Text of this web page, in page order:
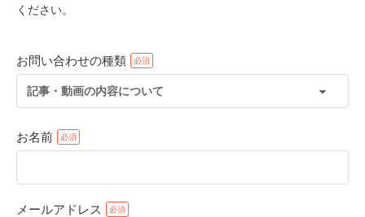
ください。
お問い合わせの種類
記事・動画の内容について
お名前
メールアドレス